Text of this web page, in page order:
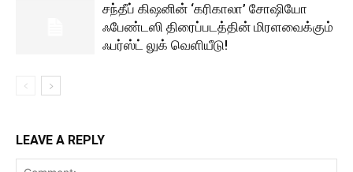
சந்தீப் கிஷனின் ‘கரிகாலா’ சோஷியோ
ஃபேண்டஸி திரைப்படத்தின் மிரளவைக்கும்
ஃபர்ஸ்ட் லுக் வெளியீடு!
LEAVE A REPLY